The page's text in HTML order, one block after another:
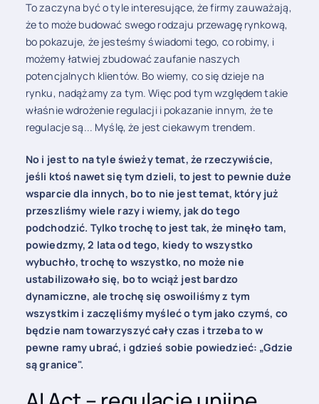
To zaczyna być o tyle interesujące, że firmy zauważają,
że to może budować swego rodzaju przewagę rynkową,
bo pokazuje, że jesteśmy świadomi tego, co robimy, i
możemy łatwiej zbudować zaufanie naszych
potencjalnych klientów. Bo wiemy, co się dzieje na
rynku, nadążamy za tym. Więc pod tym względem takie
właśnie wdrożenie regulacji i pokazanie innym, że te
regulacje są... Myślę, że jest ciekawym trendem.
No i jest to na tyle świeży temat, że rzeczywiście,
jeśli ktoś nawet się tym dzieli, to jest to pewnie duże
wsparcie dla innych, bo to nie jest temat, który już
przeszliśmy wiele razy i wiemy, jak do tego
podchodzić. Tylko trochę to jest tak, że minęło tam,
powiedzmy, 2 lata od tego, kiedy to wszystko
wybuchło, trochę to wszystko, no może nie
ustabilizowało się, bo to wciąż jest bardzo
dynamiczne, ale trochę się oswoiliśmy z tym
wszystkim i zaczęliśmy myśleć o tym jako czymś, co
będzie nam towarzyszyć cały czas i trzeba to w
pewne ramy ubrać, i gdzieś sobie powiedzieć: „Gdzie
są granice".